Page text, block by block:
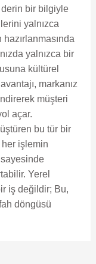
bir bilgiyle
yalnızca
yalnızca bir
kültürel
markanız
müşteri
açar.
bu tür bir
işlemin
Yerel
iş değildir; Bu,
döngüsü